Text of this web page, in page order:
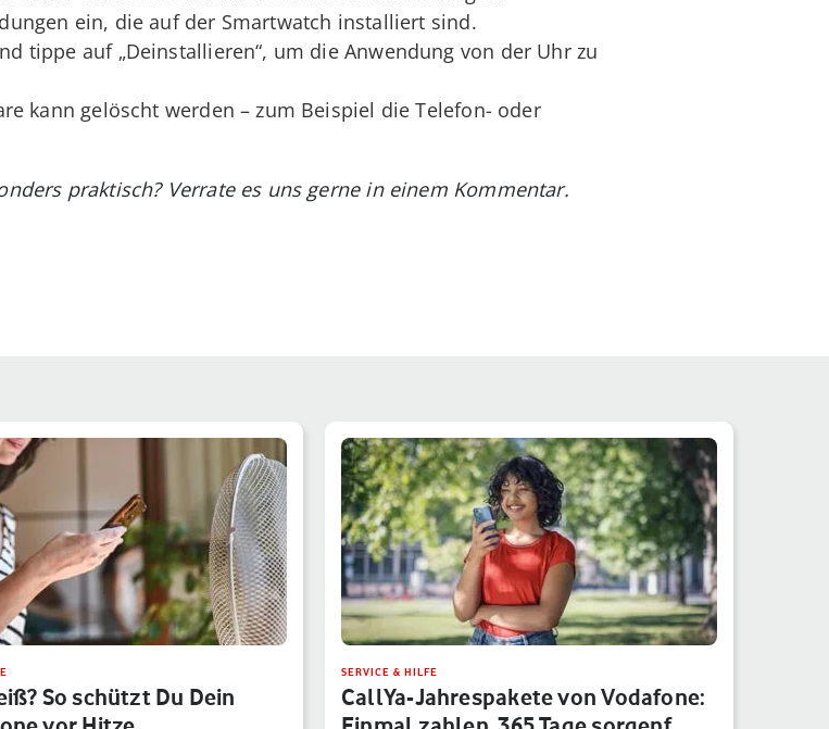
ein, die auf der Smartwatch installiert sind.
tippe auf „Deinstallieren“, um die Anwendung von der Uhr zu
kann gelöscht werden – zum Beispiel die Telefon- oder
praktisch? Verrate es uns gerne in einem Kommentar.
So schützt Du Dein
SERVICE & HILFE
CallYa-Jahrespakete von Vodafone: